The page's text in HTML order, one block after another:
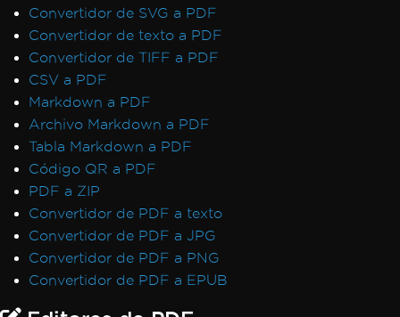
Convertidor de SVG a PDF
Convertidor de texto a PDF
Convertidor de TIFF a PDF
CSV a PDF
Markdown a PDF
Archivo Markdown a PDF
Tabla Markdown a PDF
Código QR a PDF
PDF a ZIP
Convertidor de PDF a texto
Convertidor de PDF a JPG
Convertidor de PDF a PNG
Convertidor de PDF a EPUB